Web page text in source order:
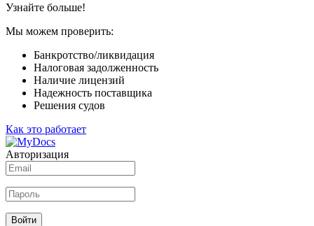
Узнайте больше!
Мы можем проверить:
Банкротство/ликвидация
Налоговая задолженность
Наличие лицензий
Надежность поставщика
Решения судов
Как это работает
Авторизация
Войти